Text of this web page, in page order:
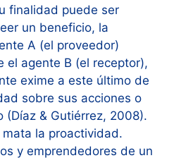
finalidad puede ser
un beneficio, la
A (el proveedor)
el agente B (el receptor),
exime a este último de
sobre sus acciones o
(Díaz & Gutiérrez, 2008).
la proactividad.
y emprendedores de un